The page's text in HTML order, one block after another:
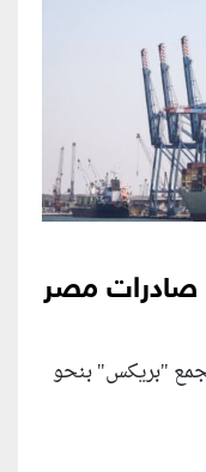
دولار.. صادرات مصر
"بريكس" بنحو